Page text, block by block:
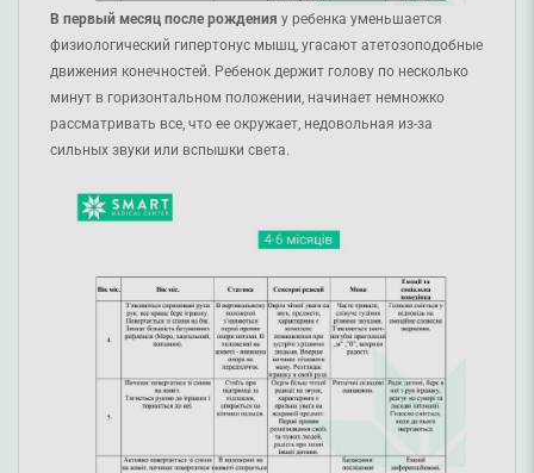
В первый месяц после рождения у ребенка уменьшается
физиологический гипертонус мышц, угасают атетозоподобные
движения конечностей. Ребенок держит голову по несколько
минут в горизонтальном положении, начинает немножко
рассматривать все, что ее окружает, недовольная из-за
сильных звуки или вспышки света.